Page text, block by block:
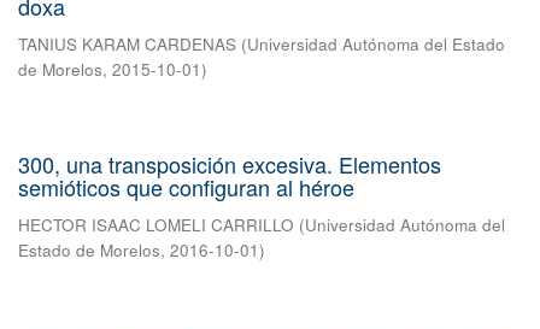
doxa
TANIUS KARAM CARDENAS (Universidad Autónoma del Estado
de Morelos, 2015-10-01)
300, una transposición excesiva. Elementos
semióticos que configuran al héroe
HECTOR ISAAC LOMELI CARRILLO (Universidad Autónoma del
Estado de Morelos, 2016-10-01)